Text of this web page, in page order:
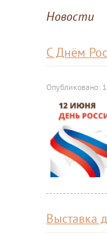
Новости
С Днём
Опубликовано:
Выставка